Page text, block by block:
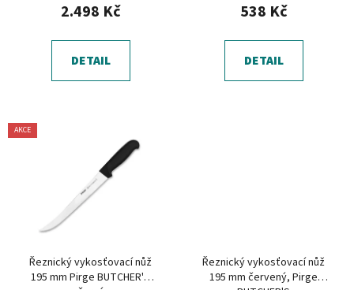
2.498 Kč
DETAIL
538 Kč
DETAIL
AKCE
Řeznický vykosťovací nůž
195 mm Pirge BUTCHER'S
černý
Řeznický vykosťovací nůž
195 mm červený, Pirge
BUTCHER'S